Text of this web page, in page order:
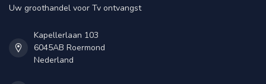
Uw groothandel voor Tv ontvangst
Kapellerlaan 103
6045AB Roermond
Nederland